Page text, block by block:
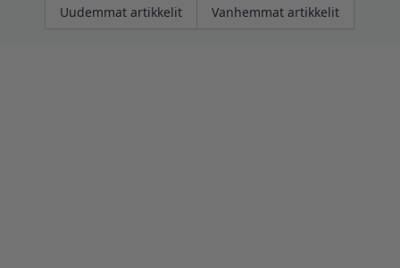
Artikkelien
Uudemmat artikkelit Vanhemmat artikkelit